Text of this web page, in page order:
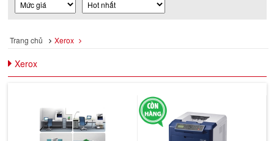
Trang chủ Xerox
Xerox